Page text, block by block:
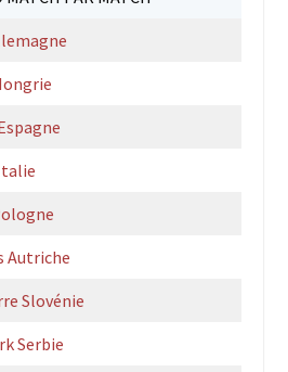
Autriche
Slovénie
Serbie